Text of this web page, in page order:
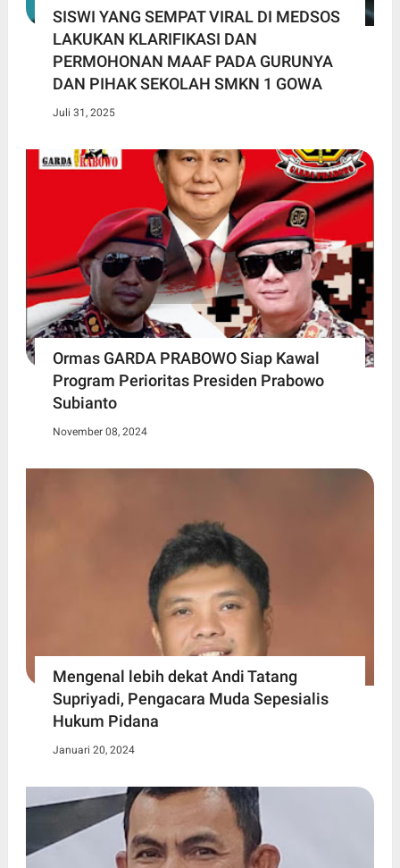
SISWI YANG SEMPAT VIRAL DI MEDSOS
LAKUKAN KLARIFIKASI DAN
PERMOHONAN MAAF PADA GURUNYA
DAN PIHAK SEKOLAH SMKN 1 GOWA
Juli 31, 2025
Ormas GARDA PRABOWO Siap Kawal
Program Perioritas Presiden Prabowo
Subianto
November 08, 2024
Mengenal lebih dekat Andi Tatang
Supriyadi, Pengacara Muda Sepesialis
Hukum Pidana
Januari 20, 2024